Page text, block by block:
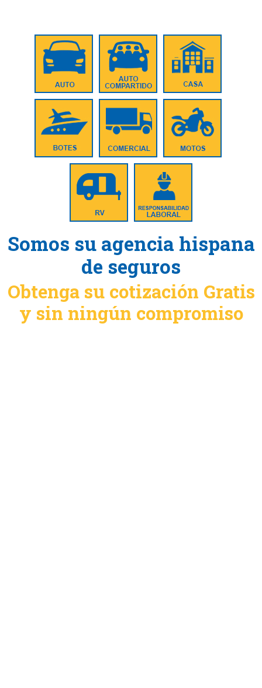
Somos su agencia hispana
de seguros
Obtenga su cotización Gratis
y sin ningún compromiso